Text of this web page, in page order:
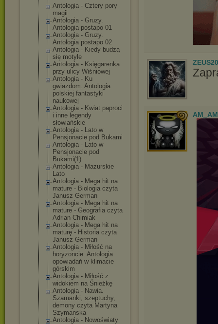
Antologia - Cztery pory
magii
Antologia - Gruzy.
Antologia postapo 01
Antologia - Gruzy.
Antologia postapo 02
Antologia - Kiedy budzą
się motyle
Antologia - Księgarenka
przy ulicy Wiśniowej
Antologia - Ku
gwiazdom. Antologia
polskiej fantastyki
naukowej
Antologia - Kwiat paproci
i inne legendy
słowiańskie
Antologia - Lato w
Pensjonacie pod Bukami
Antologia - Lato w
Pensjonacie pod
Bukami(1)
Antologia - Mazurskie
Lato
Antologia - Mega hit na
mature - Biologia czyta
Janusz German
Antologia - Mega hit na
mature - Geografia czyta
Adrian Chimiak
Antologia - Mega hit na
maturę - Historia czyta
Janusz German
Antologia - Miłość na
horyzoncie. Antologia
opowiadań w klimacie
górskim
Antologia - Miłość z
widokiem na Śnieżkę
Antologia - Nawia.
Szamanki, szeptuchy,
demony czyta Martyna
Szymanska
Antologia - Nowoświaty
AM_AM